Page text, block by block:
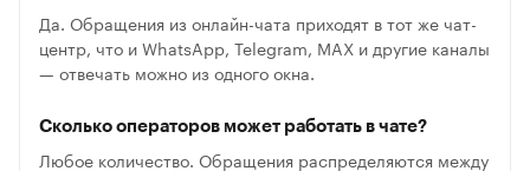
Да. Обращения из онлайн-чата приходят в тот же чат-
центр, что и WhatsApp, Telegram, MAX и другие каналы
— отвечать можно из одного окна.
Сколько операторов может работать в чате?
Любое количество. Обращения распределяются между